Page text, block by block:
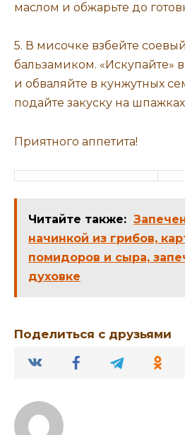
маслом и обжарьте до
5. В мисочке взбейте
бальзамиком. «Искупайте»
и обваляйте в кунжутных
подайте закуску на
Приятного аппетита!
Читайте также:
начинкой из грибов,
помидоров и сыра,
духовке
Поделиться с друзьями